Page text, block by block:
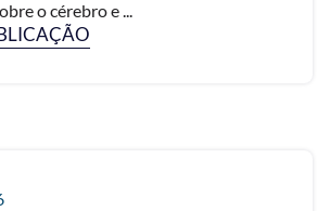
o cérebro e ...